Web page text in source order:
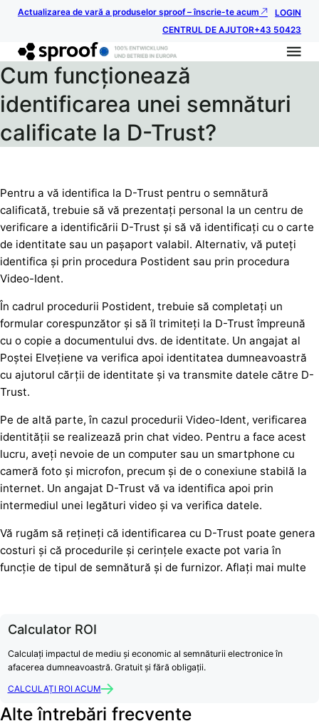
Actualizarea de vară a produselor sproof – înscrie-te acum
LOGIN
CENTRUL DE AJUTOR+43 50423
Cum funcționează
identificarea unei semnături
calificate la D-Trust?
Pentru a vă identifica la D-Trust pentru o semnătură
calificată, trebuie să vă prezentați personal la un centru de
verificare a identificării D-Trust și să vă identificați cu o carte
de identitate sau un pașaport valabil. Alternativ, vă puteți
identifica și prin procedura Postident sau prin procedura
Video-Ident.
În cadrul procedurii Postident, trebuie să completați un
formular corespunzător și să îl trimiteți la D-Trust împreună
cu o copie a documentului dvs. de identitate. Un angajat al
Poștei Elvețiene va verifica apoi identitatea dumneavoastră
cu ajutorul cărții de identitate și va transmite datele către D-
Trust.
Pe de altă parte, în cazul procedurii Video-Ident, verificarea
identității se realizează prin chat video. Pentru a face acest
lucru, aveți nevoie de un computer sau un smartphone cu
cameră foto și microfon, precum și de o conexiune stabilă la
internet. Un angajat D-Trust vă va identifica apoi prin
intermediul unei legături video și va verifica datele.
Vă rugăm să rețineți că identificarea cu D-Trust poate genera
costuri și că procedurile și cerințele exacte pot varia în
funcție de tipul de semnătură și de furnizor. Aflați mai multe
Calculator ROI
Calculați impactul de mediu și economic al semnăturii electronice în
afacerea dumneavoastră. Gratuit și fără obligații.
CALCULAȚI ROI ACUM
Alte întrebări frecvente